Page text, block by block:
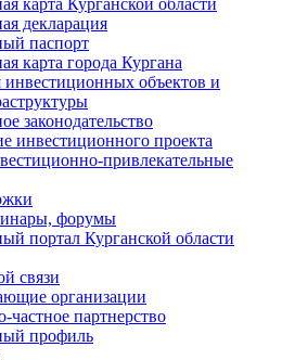
карта Курганской области
декларация
паспорт
карта города Кургана
инвестиционных объектов и
законодательство
инвестиционного проекта
привлекательные
форумы
портал Курганской области
связи
организации
партнерство
профиль